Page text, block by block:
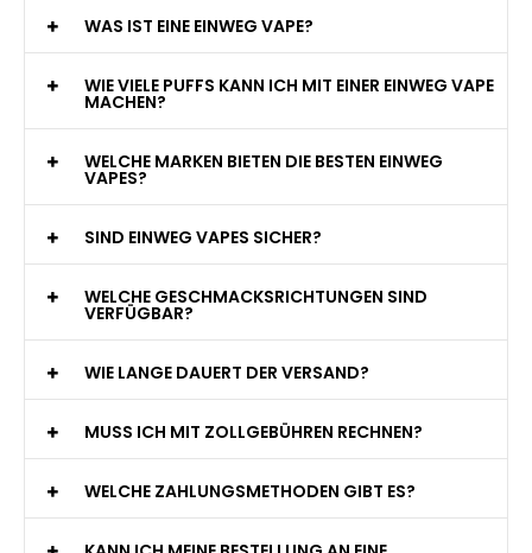
WAS IST EINE EINWEG VAPE?
WIE VIELE PUFFS KANN ICH MIT EINER EINWEG VAPE
MACHEN?
WELCHE MARKEN BIETEN DIE BESTEN EINWEG
VAPES?
SIND EINWEG VAPES SICHER?
WELCHE GESCHMACKSRICHTUNGEN SIND
VERFÜGBAR?
WIE LANGE DAUERT DER VERSAND?
MUSS ICH MIT ZOLLGEBÜHREN RECHNEN?
WELCHE ZAHLUNGSMETHODEN GIBT ES?